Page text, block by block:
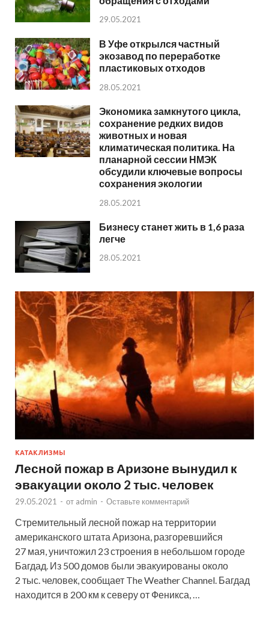
29.05.2021
В Уфе открылся частный
экозавод по переработке
пластиковых отходов
28.05.2021
Экономика замкнутого цикла,
сохранение редких видов
животных и новая
климатическая политика. На
планарной сессии НМЭК
обсудили ключевые вопросы
сохранения экологии
28.05.2021
Бизнесу станет жить в 1,6 раза
легче
28.05.2021
КАТАКЛИЗМЫ
Лесной пожар в Аризоне вынудил к
эвакуации около 2 тыс. человек
29.05.2021 - от admin - Оставьте комментарий
Стремительный лесной пожар на территории
американского штата Аризона, разгоревшийся
27 мая, уничтожил 23 строения в небольшом городе
Багдад. Из 500 домов были эвакуированы около
2 тыс. человек, сообщает The Weather Channel. Багдад
находится в 200 км к северу от Феникса, …